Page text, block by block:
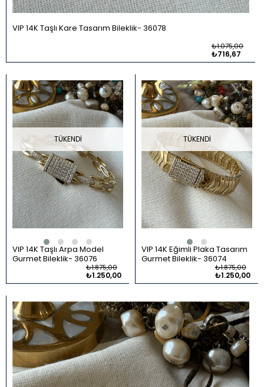
VIP 14K Taşlı Kare Tasarım Bileklik 36078
₺716,67
₺1.075,00
TÜKENDI
VIP 14K Taşlı Arpa Model
Gurmet Bileklik 36076
₺1.250,00
₺1.875,00
TÜKENDI
VIP 14K Eğimli Plaka Tasarım
Gurmet Bileklik 36074
₺1.250,00
₺1.875,00